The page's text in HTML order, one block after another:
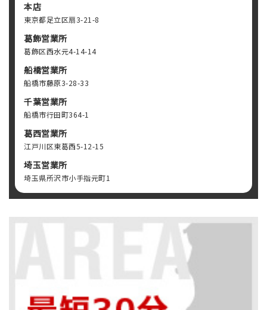
本店
東京都足立区扇3-21-8
葛飾営業所
葛飾区西水元4-14-14
船橋営業所
船橋市藤原3-28-33
千葉営業所
船橋市行田町364-1
葛西営業所
江戸川区東葛西5-12-15
埼玉営業所
埼玉県所沢市小手指元町1